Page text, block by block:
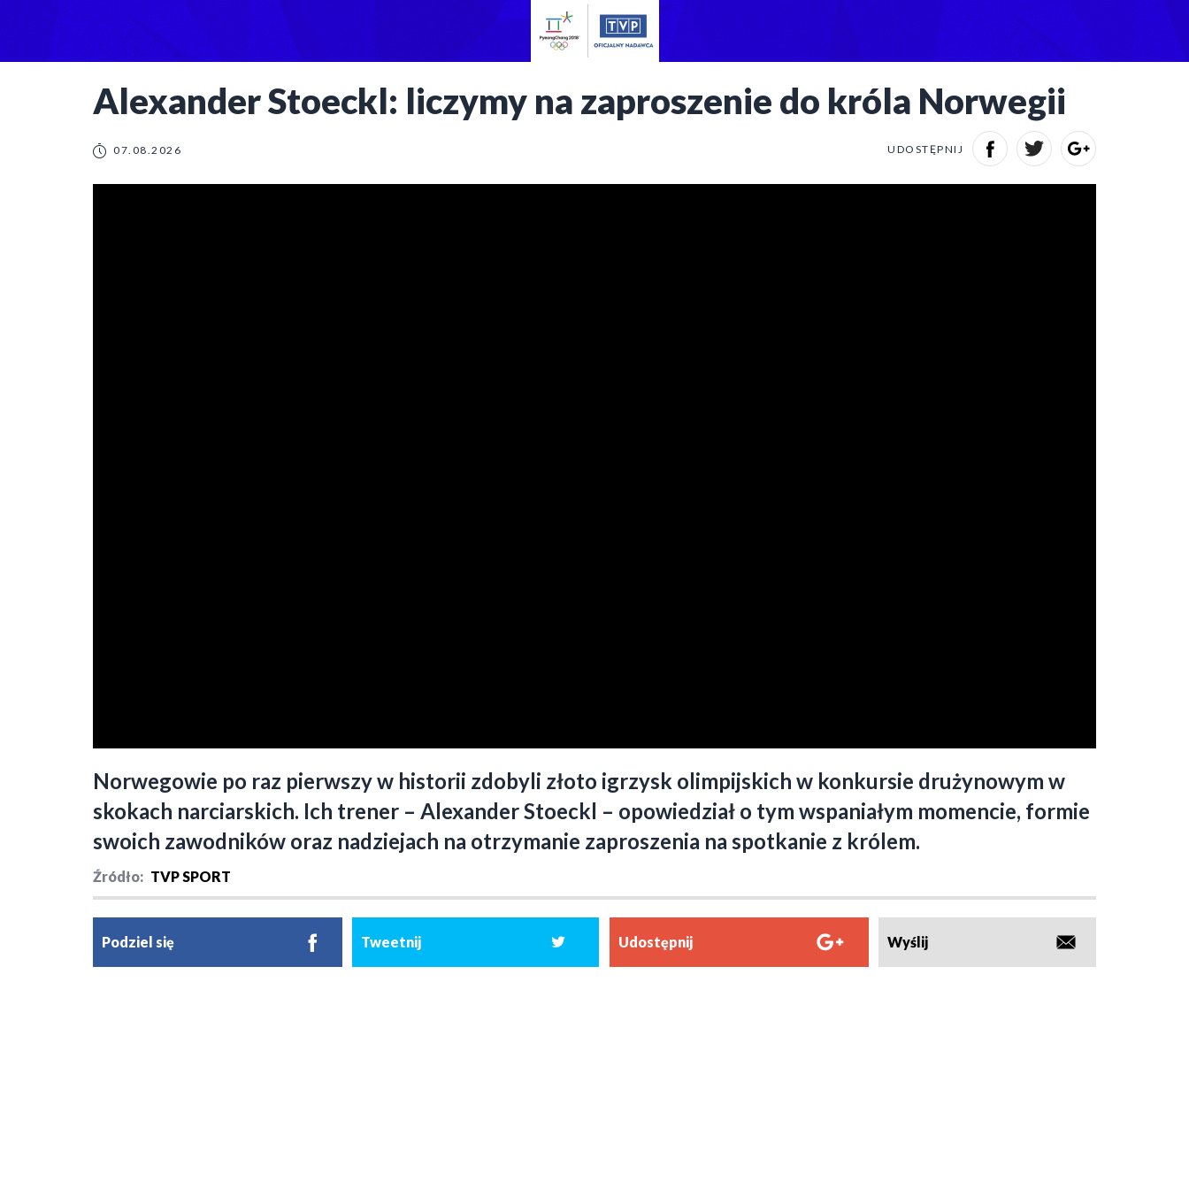
Alexander Stoeckl: liczymy na zaproszenie do króla Norwegii
07.08.2026 UDOSTĘPNIJ
Norwegowie po raz pierwszy w historii zdobyli złoto igrzysk olimpijskich w konkursie drużynowym w
skokach narciarskich. Ich trener – Alexander Stoeckl – opowiedział o tym wspaniałym momencie, formie
swoich zawodników oraz nadziejach na otrzymanie zaproszenia na spotkanie z królem.
Źródło: TVP SPORT
Podziel się Tweetnij Udostępnij Wyślij